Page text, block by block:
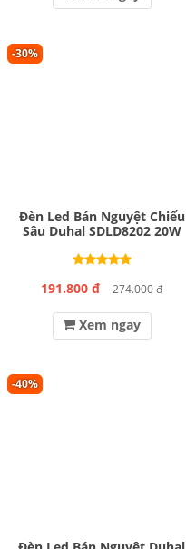
-30%
Đèn Led Bán Nguyệt Chiếu
Sâu Duhal SDLD8202 20W
191.800 đ 274.000 đ
Xem ngay
-40%